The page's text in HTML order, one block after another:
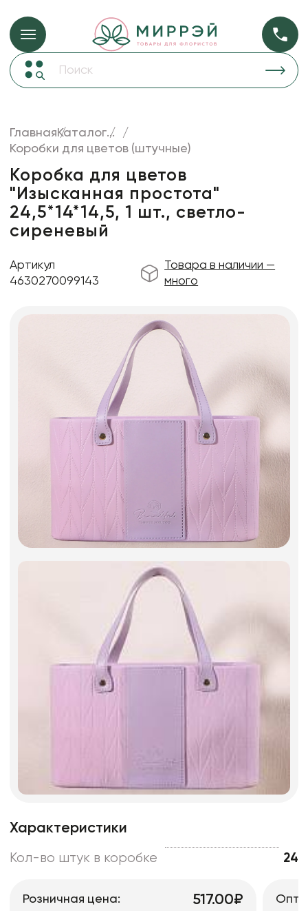
Упаковка для цветов и подарков Упаковка для
Коробки для цветов
Декор для дома
Лента
Товары для флористов
Пакеты для цветов и подарков
Искусственные цветы и растения
ГлавнаяКаталог...
Коробки для цветов (штучные)
Коробка для цветов
"Изысканная простота"
24,5*14*14,5, 1 шт., светло-
сиреневый
Артикул
4630270099143
Товара в наличии —
много
Характеристики
Кол-во штук в коробке 24
Розничная цена: 517.00₽